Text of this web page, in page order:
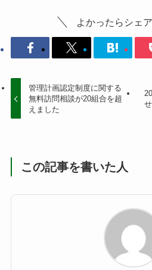
よかったらシェ
管理計画認定制度に関する
無料訪問相談が20組合を超
えました
せ
この記事を書いた人